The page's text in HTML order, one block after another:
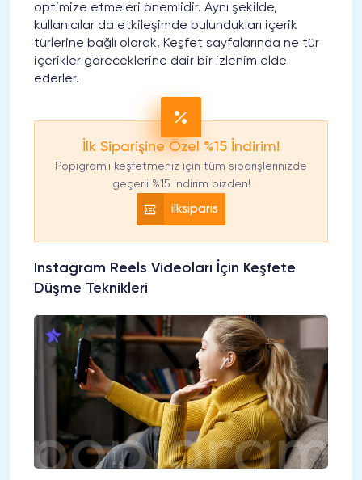
optimize etmeleri önemlidir. Aynı şekilde,
kullanıcılar da etkileşimde bulundukları içerik
türlerine bağlı olarak, Keşfet sayfalarında ne tür
içerikler göreceklerine dair bir izlenim elde
ederler.
İlk Siparişine Özel %15 İndirim!
Popigram’ı keşfetmeniz için tüm siparişlerinizde
geçerli %15 indirim bizden!
ilksiparis
Instagram Reels Videoları İçin Keşfete
Düşme Teknikleri